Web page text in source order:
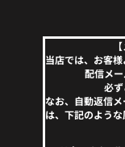
当店では、お客
配信メー
必ず
なお、自動返信
は、下記のよう